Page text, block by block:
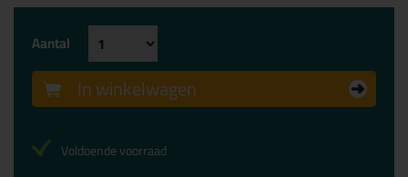
Aantal
In winkelwagen
Voldoende voorraad